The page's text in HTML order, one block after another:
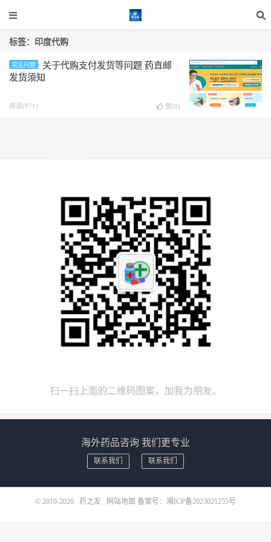
标签：印度代购
常见问题
关于代购支付发货等问题 药直邮
发货须知
阅读(871) 赞(0)
海外药品咨询 我们更专业
联系我们 联系我们
© 2010-2026 药之友 网站地图 备案号： 湘ICP备2023021255号